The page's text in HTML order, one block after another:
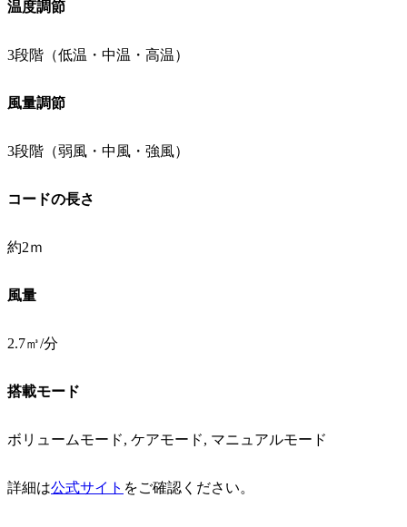
温度調節
3段階（低温・中温・高温）
風量調節
3段階（弱風・中風・強風）
コードの長さ
約2ｍ
風量
2.7㎥/分
搭載モード
ボリュームモード, ケアモード, マニュアルモード
詳細は公式サイト をご確認ください。